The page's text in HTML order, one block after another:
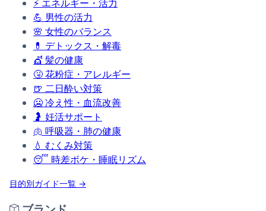
⚡ エネルギー・活力
💪 男性の活力
🌸 女性のバランス
💊 デトックス・解毒
💇 髪の健康
🤧花粉症・アレルギー
🍺 二日酔い対策
🥶冷え性・血流改善
🤰 妊活サポート
🫁 呼吸器・肺の健康
💧 むくみ対策
😴 時差ボケ・睡眠リズム
目的別ガイド一覧 →